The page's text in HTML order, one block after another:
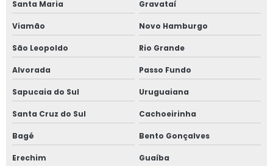
Santa Maria Gravataí
Viamão Novo Hamburgo
São Leopoldo Rio Grande
Alvorada Passo Fundo
Sapucaia do Sul Uruguaiana
Santa Cruz do Sul Cachoeirinha
Bagé Bento Gonçalves
Erechim Guaíba